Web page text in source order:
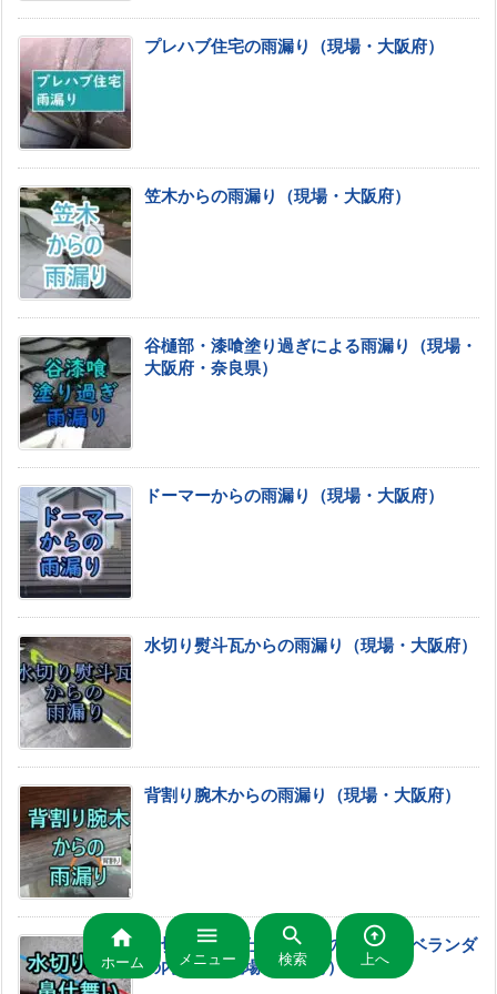
プレハブ住宅の雨漏り（現場・大阪府）
笠木からの雨漏り（現場・大阪府）
谷樋部・漆喰塗り過ぎによる雨漏り（現場・
大阪府・奈良県）
ドーマーからの雨漏り（現場・大阪府）
水切り熨斗瓦からの雨漏り（現場・大阪府）
背割り腕木からの雨漏り（現場・大阪府）
水切り板金鼻仕舞いからの雨漏り・ベランダ
の内壁も（現場・大阪府）

ホーム

メニュー

検索

上へ